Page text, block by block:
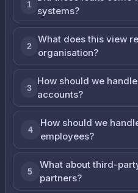
1
systems?
2
What does this view
organisation?
3
How should we
accounts?
4
How should we
employees?
5
What about third-
partners?